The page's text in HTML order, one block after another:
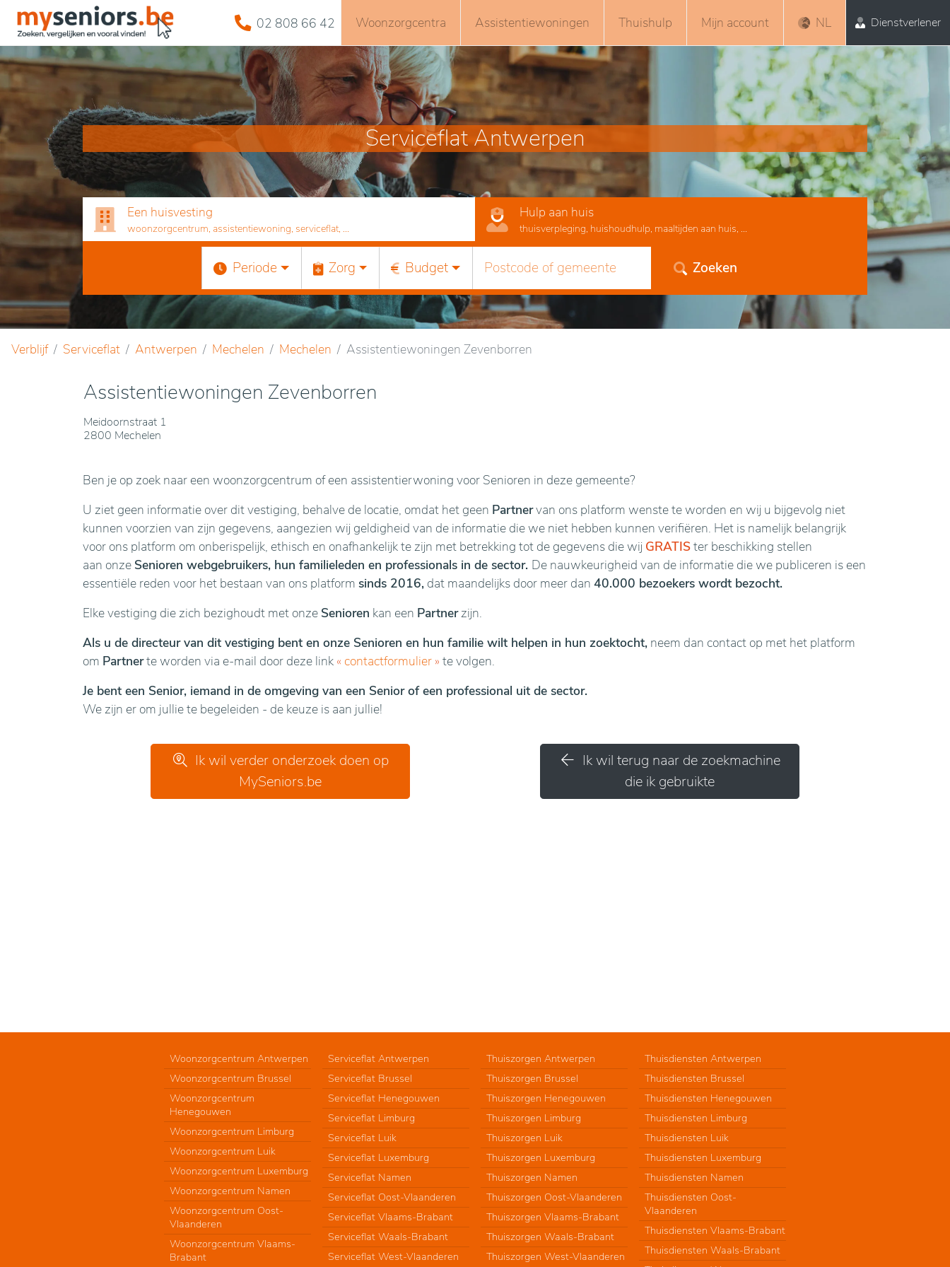
02 808 66 42 Woonzorgcentra Assistentiewoningen Thuishulp Mijn account NL Dienstverlener
Serviceflat Antwerpen
Een huisvesting
woonzorgcentrum, assistentiewoning, serviceflat, ...
Hulp aan huis
thuisverpleging, huishoudhulp, maaltijden aan huis, ...
Periode Zorg Budget Zoeken
Verblijf Serviceflat Antwerpen Mechelen Mechelen Assistentiewoningen Zevenborren
Assistentiewoningen Zevenborren
Meidoornstraat 1
2800 Mechelen
Ben je op zoek naar een woonzorgcentrum of een assistentierwoning voor Senioren in deze gemeente?
U ziet geen informatie over dit vestiging, behalve de locatie, omdat het geen Partnervan ons platform wenste te worden en wij u bijgevolg niet
kunnen voorzien van zijn gegevens, aangezien wij geldigheid van de informatie die we niet hebben kunnen verifiëren. Het is namelijk belangrijk
voor ons platform om onberispelijk, ethisch en onafhankelijk te zijn met betrekking tot de gegevens die wij GRATISter beschikking stellen
aan onze Senioren webgebruikers, hun familieleden en professionals in de sector. De nauwkeurigheid van de informatie die we publiceren is een
essentiële reden voor het bestaan van ons platform sinds 2016, dat maandelijks door meer dan 40.000 bezoekers wordt bezocht.
Elke vestiging die zich bezighoudt met onze Senioren kan een Partnerzijn.
Als u de directeur van dit vestiging bent en onze Senioren en hun familie wilt helpen in hun zoektocht, neem dan contact op met het platform
om Partnerte worden via e-mail door deze link « contactformulier » te volgen.
Je bent een Senior, iemand in de omgeving van een Senior of een professional uit de sector.
We zijn er om jullie te begeleiden - de keuze is aan jullie!
Ik wil verder onderzoek doen op
MySeniors.be
Ik wil terug naar de zoekmachine
die ik gebruikte
Woonzorgcentrum Antwerpen
Woonzorgcentrum Brussel
Woonzorgcentrum
Henegouwen
Woonzorgcentrum Limburg
Woonzorgcentrum Luik
Woonzorgcentrum Luxemburg
Woonzorgcentrum Namen
Woonzorgcentrum Oost-
Vlaanderen
Woonzorgcentrum Vlaams-
Brabant
Serviceflat Antwerpen
Serviceflat Brussel
Serviceflat Henegouwen
Serviceflat Limburg
Serviceflat Luik
Serviceflat Luxemburg
Serviceflat Namen
Serviceflat Oost-Vlaanderen
Serviceflat Vlaams-Brabant
Serviceflat Waals-Brabant
Serviceflat West-Vlaanderen
Thuiszorgen Antwerpen
Thuiszorgen Brussel
Thuiszorgen Henegouwen
Thuiszorgen Limburg
Thuiszorgen Luik
Thuiszorgen Luxemburg
Thuiszorgen Namen
Thuiszorgen Oost-Vlaanderen
Thuiszorgen Vlaams-Brabant
Thuiszorgen Waals-Brabant
Thuiszorgen West-Vlaanderen
Thuisdiensten Antwerpen
Thuisdiensten Brussel
Thuisdiensten Henegouwen
Thuisdiensten Limburg
Thuisdiensten Luik
Thuisdiensten Luxemburg
Thuisdiensten Namen
Thuisdiensten Oost-
Vlaanderen
Thuisdiensten Vlaams-Brabant
Thuisdiensten Waals-Brabant